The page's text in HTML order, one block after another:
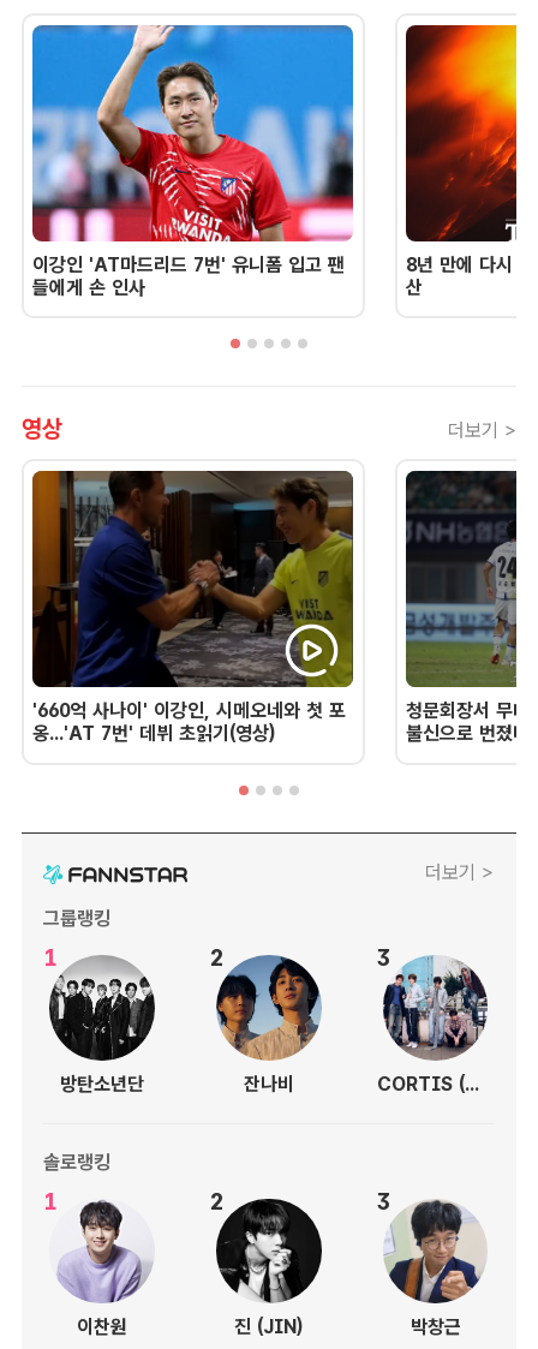
이강인 'AT마드리드 7번' 유니폼 입고 팬
들에게 손 인사
8년 만에 다시
산
영상 더보기 >
'660억 사나이' 이강인, 시메오네와 첫 포
옹...'AT 7번' 데뷔 초읽기(영상)
청문회장서 무너
불신으로 번졌
더보기 >
그룹랭킹
1
방탄소년단
2
잔나비
3
CORTIS (코르티스)
솔로랭킹
1
이찬원
2
진 (JIN)
3
박창근